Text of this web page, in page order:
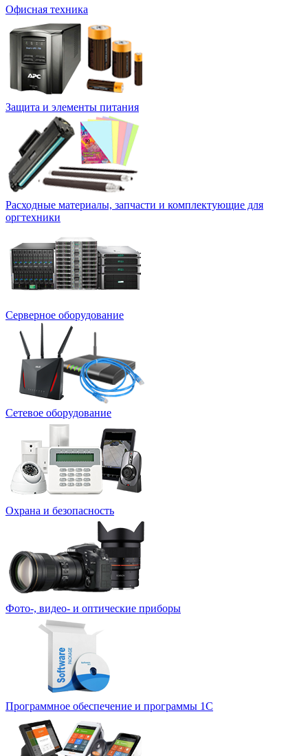
Офисная техника
Защита и элементы питания
Расходные материалы, запчасти и комплектующие для
оргтехники
Серверное оборудование
Сетевое оборудование
Охрана и безопасность
Фото-, видео- и оптические приборы
Программное обеспечение и программы 1С